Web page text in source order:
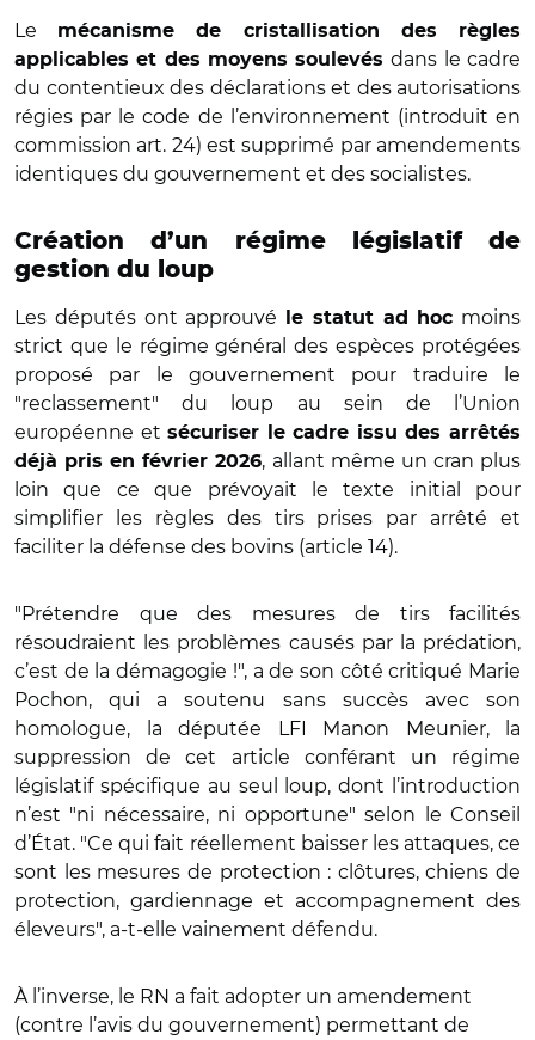
Le
mécanisme de cristallisation des règles
applicables et des moyens soulevésdans le cadre
du contentieux des déclarations et des autorisations
régies par le code de l’environnement (introduit en
commission art. 24) est supprimé par amendements
identiques du gouvernement et des socialistes.
Création d’un régime législatif de
gestion du loup
Les députés ont approuvé le statut ad hoc moins
strict que le régime général des espèces protégées
proposé par le gouvernement pour traduire le
"reclassement" du loup au sein de l’Union
européenne etsécuriser le cadre issu des arrêtés
déjà pris en février 2026, allant même un cran plus
loin que ce que prévoyait le texte initial pour
simplifier les règles des tirs prises par arrêté et
faciliter la défense des bovins (article 14).
"Prétendre que des mesures de tirs facilités
résoudraient les problèmes causés par la prédation,
c’est de la démagogie !", a de son côté critiqué Marie
Pochon, qui a soutenu sans succès avec son
homologue, la députée LFI Manon Meunier, la
suppression de cet article conférant un régime
législatif spécifique au seul loup, dont l’introduction
n’est "ni nécessaire, ni opportune" selon le Conseil
d’État. "Ce qui fait réellement baisser les attaques, ce
sont les mesures de protection : clôtures, chiens de
protection, gardiennage et accompagnement des
éleveurs", a-t-elle vainement défendu.
À l’inverse, le RN a fait adopter un amendement
(contre l’avis du gouvernement) permettant de